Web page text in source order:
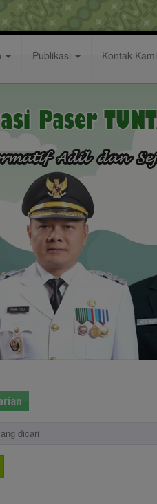
Publikasi Kontak Kami